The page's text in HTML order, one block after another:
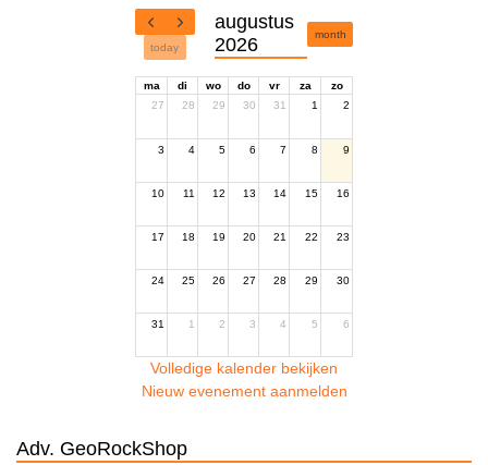
today
augustus
2026
month
ma di wo do vr za
zo
27
28 29 30 31 1 2
3 4 5 6 7 8 9
10 11 12 13 14 15 16
17 18 19 20 21 22 23
24 25 26 27 28 29 30
31 1 2 3 4 5 6
Volledige kalender bekijken
Nieuw evenement aanmelden
Adv. GeoRockShop